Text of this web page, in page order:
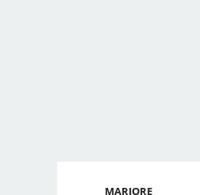
MARIORE